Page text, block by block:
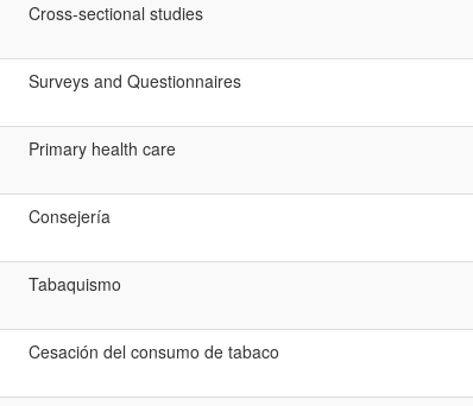
Cross-sectional studies
Surveys and Questionnaires
Primary health care
Consejería
Tabaquismo
Cesación del consumo de tabaco